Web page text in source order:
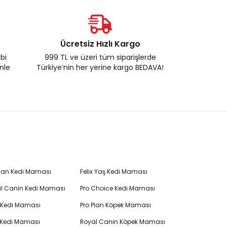
Ücretsiz Hızlı Kargo
999 TL ve üzeri tüm siparişlerde
Türkiye’nin her yerine kargo BEDAVA!
Kedi Maması
Canin Kedi Maması
Maması
Maması
Felix Yaş Kedi Maması
Pro Choice Kedi Maması
Pro Plan Köpek Maması
Royal Canin Köpek Maması